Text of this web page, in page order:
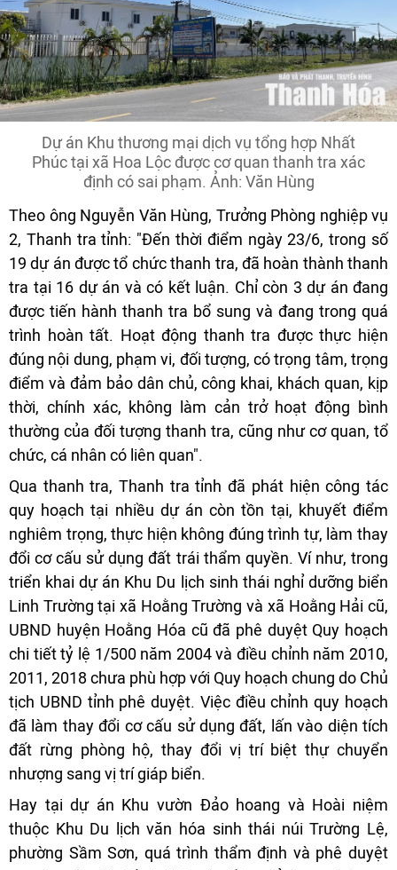
Dự án Khu thương mại dịch vụ tổng hợp Nhất
Phúc tại xã Hoa Lộc được cơ quan thanh tra xác
định có sai phạm. Ảnh: Văn Hùng
Theo ông Nguyễn Văn Hùng, Trưởng Phòng nghiệp vụ
2, Thanh tra tỉnh: "Đến thời điểm ngày 23/6, trong số
19 dự án được tổ chức thanh tra, đã hoàn thành thanh
tra tại 16 dự án và có kết luận. Chỉ còn 3 dự án đang
được tiến hành thanh tra bổ sung và đang trong quá
trình hoàn tất. Hoạt động thanh tra được thực hiện
đúng nội dung, phạm vi, đối tượng, có trọng tâm, trọng
điểm và đảm bảo dân chủ, công khai, khách quan, kịp
thời, chính xác, không làm cản trở hoạt động bình
thường của đối tượng thanh tra, cũng như cơ quan, tổ
chức, cá nhân có liên quan".
Qua thanh tra, Thanh tra tỉnh đã phát hiện công tác
quy hoạch tại nhiều dự án còn tồn tại, khuyết điểm
nghiêm trọng, thực hiện không đúng trình tự, làm thay
đổi cơ cấu sử dụng đất trái thẩm quyền. Ví như, trong
triển khai dự án Khu Du lịch sinh thái nghỉ dưỡng biển
Linh Trường tại xã Hoằng Trường và xã Hoằng Hải cũ,
UBND huyện Hoằng Hóa cũ đã phê duyệt Quy hoạch
chi tiết tỷ lệ 1/500 năm 2004 và điều chỉnh năm 2010,
2011, 2018 chưa phù hợp với Quy hoạch chung do Chủ
tịch UBND tỉnh phê duyệt. Việc điều chỉnh quy hoạch
đã làm thay đổi cơ cấu sử dụng đất, lấn vào diện tích
đất rừng phòng hộ, thay đổi vị trí biệt thự chuyển
nhượng sang vị trí giáp biển.
Hay tại dự án Khu vườn Đảo hoang và Hoài niệm
thuộc Khu Du lịch văn hóa sinh thái núi Trường Lệ,
phường Sầm Sơn, quá trình thẩm định và phê duyệt